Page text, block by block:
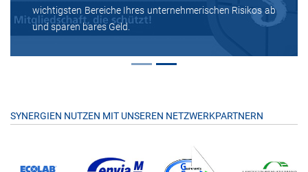
wichtigsten Bereiche Ihres unternehmerischen Risikos ab
und sparen bares Geld.
SYNERGIEN NUTZEN MIT UNSEREN NETZWERKPARTNERN